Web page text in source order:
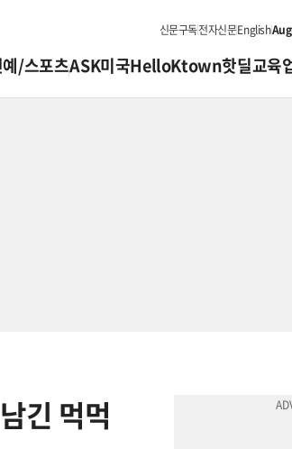
신문구독전자신문English
/스포츠ASK미국HelloKtown핫딜교육
긴 먹먹